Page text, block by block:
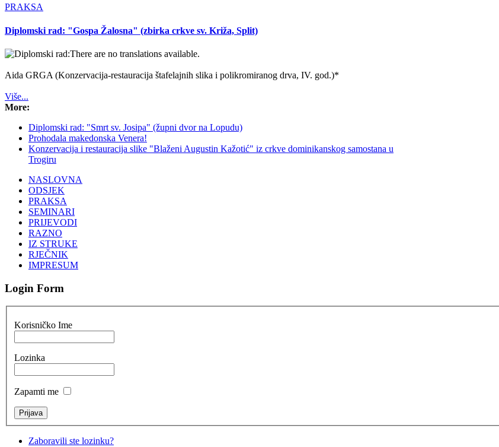
PRAKSA
Diplomski rad: "Gospa Žalosna" (zbirka crkve sv. Križa, Split)
There are no translations available.
Aida GRGA (Konzervacija-restauracija štafelajnih slika i polikromiranog drva, IV. god.)*
Više...
More:
Diplomski rad: "Smrt sv. Josipa" (župni dvor na Lopudu)
Prohodala makedonska Venera!
Konzervacija i restauracija slike "Blaženi Augustin Kažotić" iz crkve dominikanskog samostana u
Trogiru
NASLOVNA
ODSJEK
PRAKSA
SEMINARI
PRIJEVODI
RAZNO
IZ STRUKE
RJEČNIK
IMPRESUM
Login Form
Korisničko Ime
Lozinka
Zapamti me
Zaboravili ste lozinku?